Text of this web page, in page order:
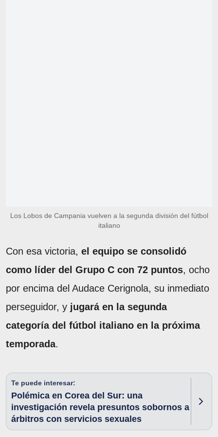
Los Lobos de Campania vuelven a la segunda división del fútbol
italiano
Con esa victoria, el equipo se consolidó
como líder del Grupo C con 72 puntos, ocho
por encima del Audace Cerignola, su inmediato
perseguidor, y jugará en la segunda
categoría del fútbol italiano en la próxima
temporada.
Te puede interesar:
Polémica en Corea del Sur: una
investigación revela presuntos sobornos a
árbitros con servicios sexuales